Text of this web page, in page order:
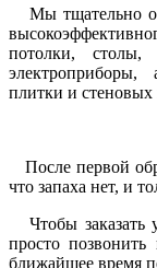
Мы тщательно
потолки, столы,
электроприборы,
плитки и
После первой
что запаха нет, и
Чтобы заказать
просто
ближайшее время